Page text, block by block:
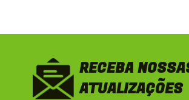
RECEBA
ATUALIZAÇÕES